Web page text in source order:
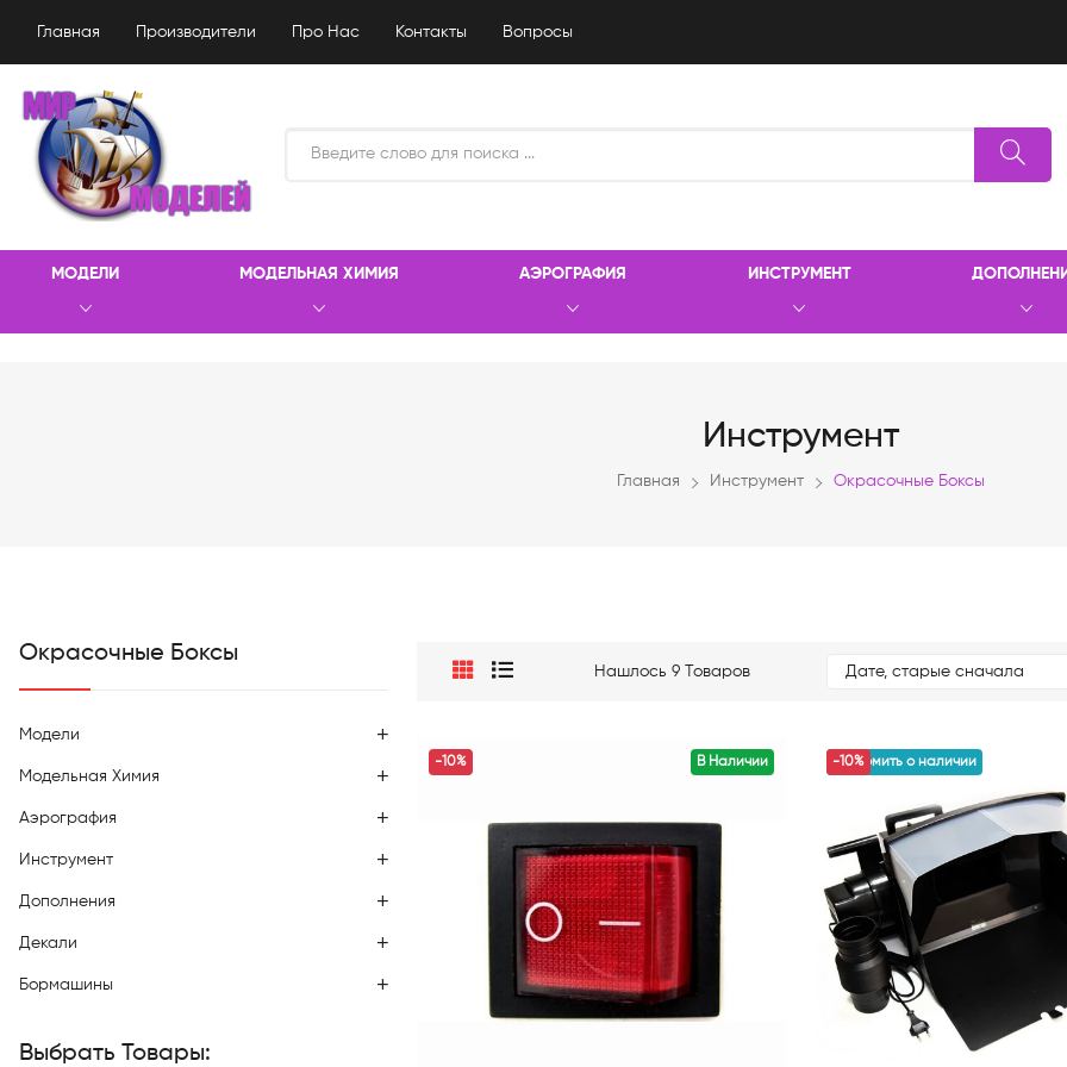
Главная Производители Про Нас Контакты Вопросы
МОДЕЛИ МОДЕЛЬНАЯ ХИМИЯ АЭРОГРАФИЯ ИНСТРУМЕНТ
Инструмент
Главная Инструмент Окрасочные Боксы
Нашлось 9 Товаров Дате, старые сначала
В Наличии
-10% уведомить о наличии
-10%
Окрасочные Боксы
Модели
Модельная Химия
Аэрография
Инструмент
Дополнения
Декали
Бормашины
Выбрать Товары: